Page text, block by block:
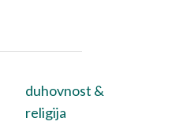
duhovnost &
religija